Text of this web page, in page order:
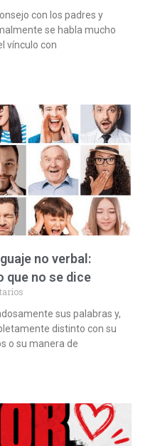
con los padres y
se habla mucho
vínculo con
no verbal:
que no se dice
sus palabras y,
distinto con su
o su manera de